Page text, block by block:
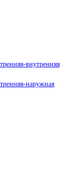
внутренняя
наружная